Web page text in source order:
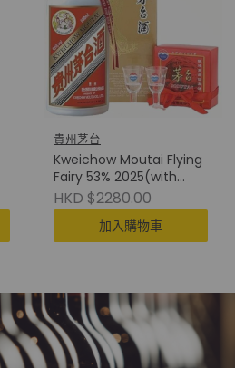
貴州茅台
Kweichow Moutai Flying
Fairy 53% 2025(with
Cup) 貴州茅台(附酒杯)
HKD $2280.00
加入購物車